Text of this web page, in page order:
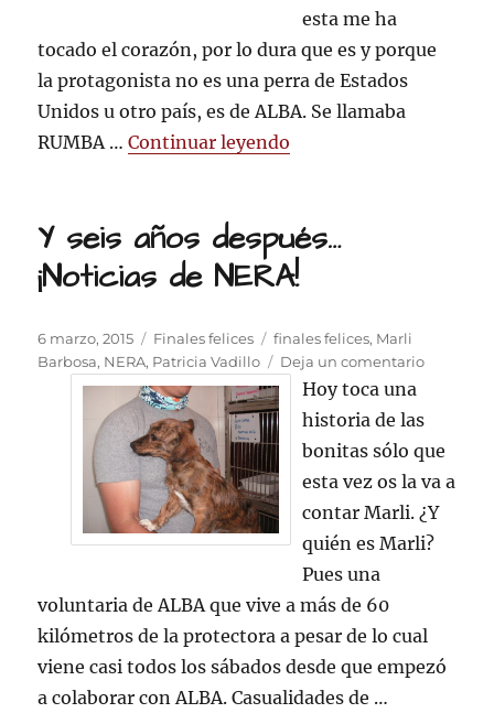
esta me ha
tocado el corazón, por lo dura que es y porque
la protagonista no es una perra de Estados
Unidos u otro país, es de ALBA. Se llamaba
RUMBA …Continuar leyendo
Y seis años después…
¡Noticias de NERA!
Publicado
el
6 marzo, 2015 Categorías
Finales felices Etiquetas
finales felices, Marli
Barbosa, NERA, Patricia Vadillo Deja un comentarioen
años
después…
¡Noticias
NERA!
Hoy toca una
historia de las
bonitas sólo que
esta vez os la va a
contar Marli. ¿Y
quién es Marli?
Pues una
voluntaria de ALBA que vive a más de 60
kilómetros de la protectora a pesar de lo cual
viene casi todos los sábados desde que empezó
a colaborar con ALBA. Casualidades de …